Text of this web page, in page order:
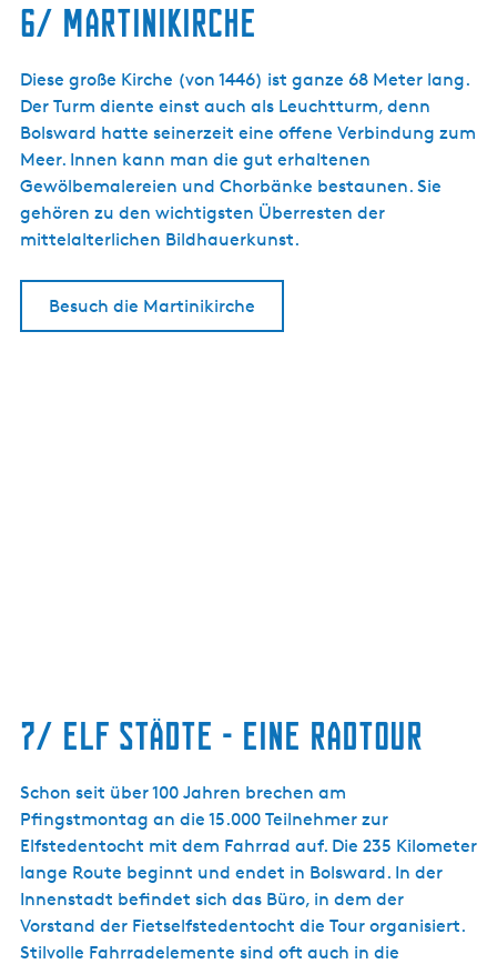
6/ martinikirche
Diese große Kirche (von 1446) ist ganze 68 Meter lang.
Der Turm diente einst auch als Leuchtturm, denn
Bolsward hatte seinerzeit eine offene Verbindung zum
Meer. Innen kann man die gut erhaltenen
Gewölbemalereien und Chorbänke bestaunen. Sie
gehören zu den wichtigsten Überresten der
mittelalterlichen Bildhauerkunst.
Besuch die Martinikirche
7/ Elf Städte - Eine Radtour
Schon seit über 100 Jahren brechen am
Pfingstmontag an die 15.000 Teilnehmer zur
Elfstedentocht mit dem Fahrrad auf. Die 235 Kilometer
lange Route beginnt und endet in Bolsward. In der
Innenstadt befindet sich das Büro, in dem der
Vorstand der Fietselfstedentocht die Tour organisiert.
Stilvolle Fahrradelemente sind oft auch in die